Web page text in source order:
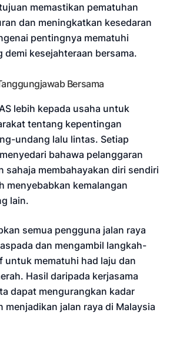
memastikan pematuhan
dan meningkatkan kesedaran
pentingnya mematuhi
kesejahteraan bersama.
Bersama
lebih kepada usaha untuk
tentang kepentingan
undang lalu lintas. Setiap
bahawa pelanggaran
sahaja membahayakan diri sendiri
menyebabkan kemalangan
lain.
semua pengguna jalan raya
dan mengambil langkah-
untuk mematuhi had laju dan
Hasil daripada kerjasama
dapat mengurangkan kadar
menjadikan jalan raya di Malaysia